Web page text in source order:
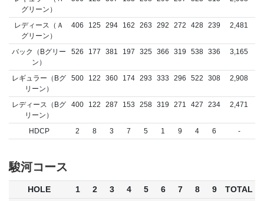
グリーン）
レディース（Ａ
グリーン）
406 125 294 162 263 292 272 428 239 2,481
バック（Bグリー
ン）
526 177 381 197 325 366 319 538 336 3,165
レギュラー（Bグ
リーン）
500 122 360 174 293 333 296 522 308 2,908
レディース（Bグ
リーン）
400 122 287 153 258 319 271 427 234 2,471
HDCP 2 8 3 7 5 1 9 4 6 -
駿河コース
HOLE 1 2 3 4 5 6 7 8 9
TOTAL